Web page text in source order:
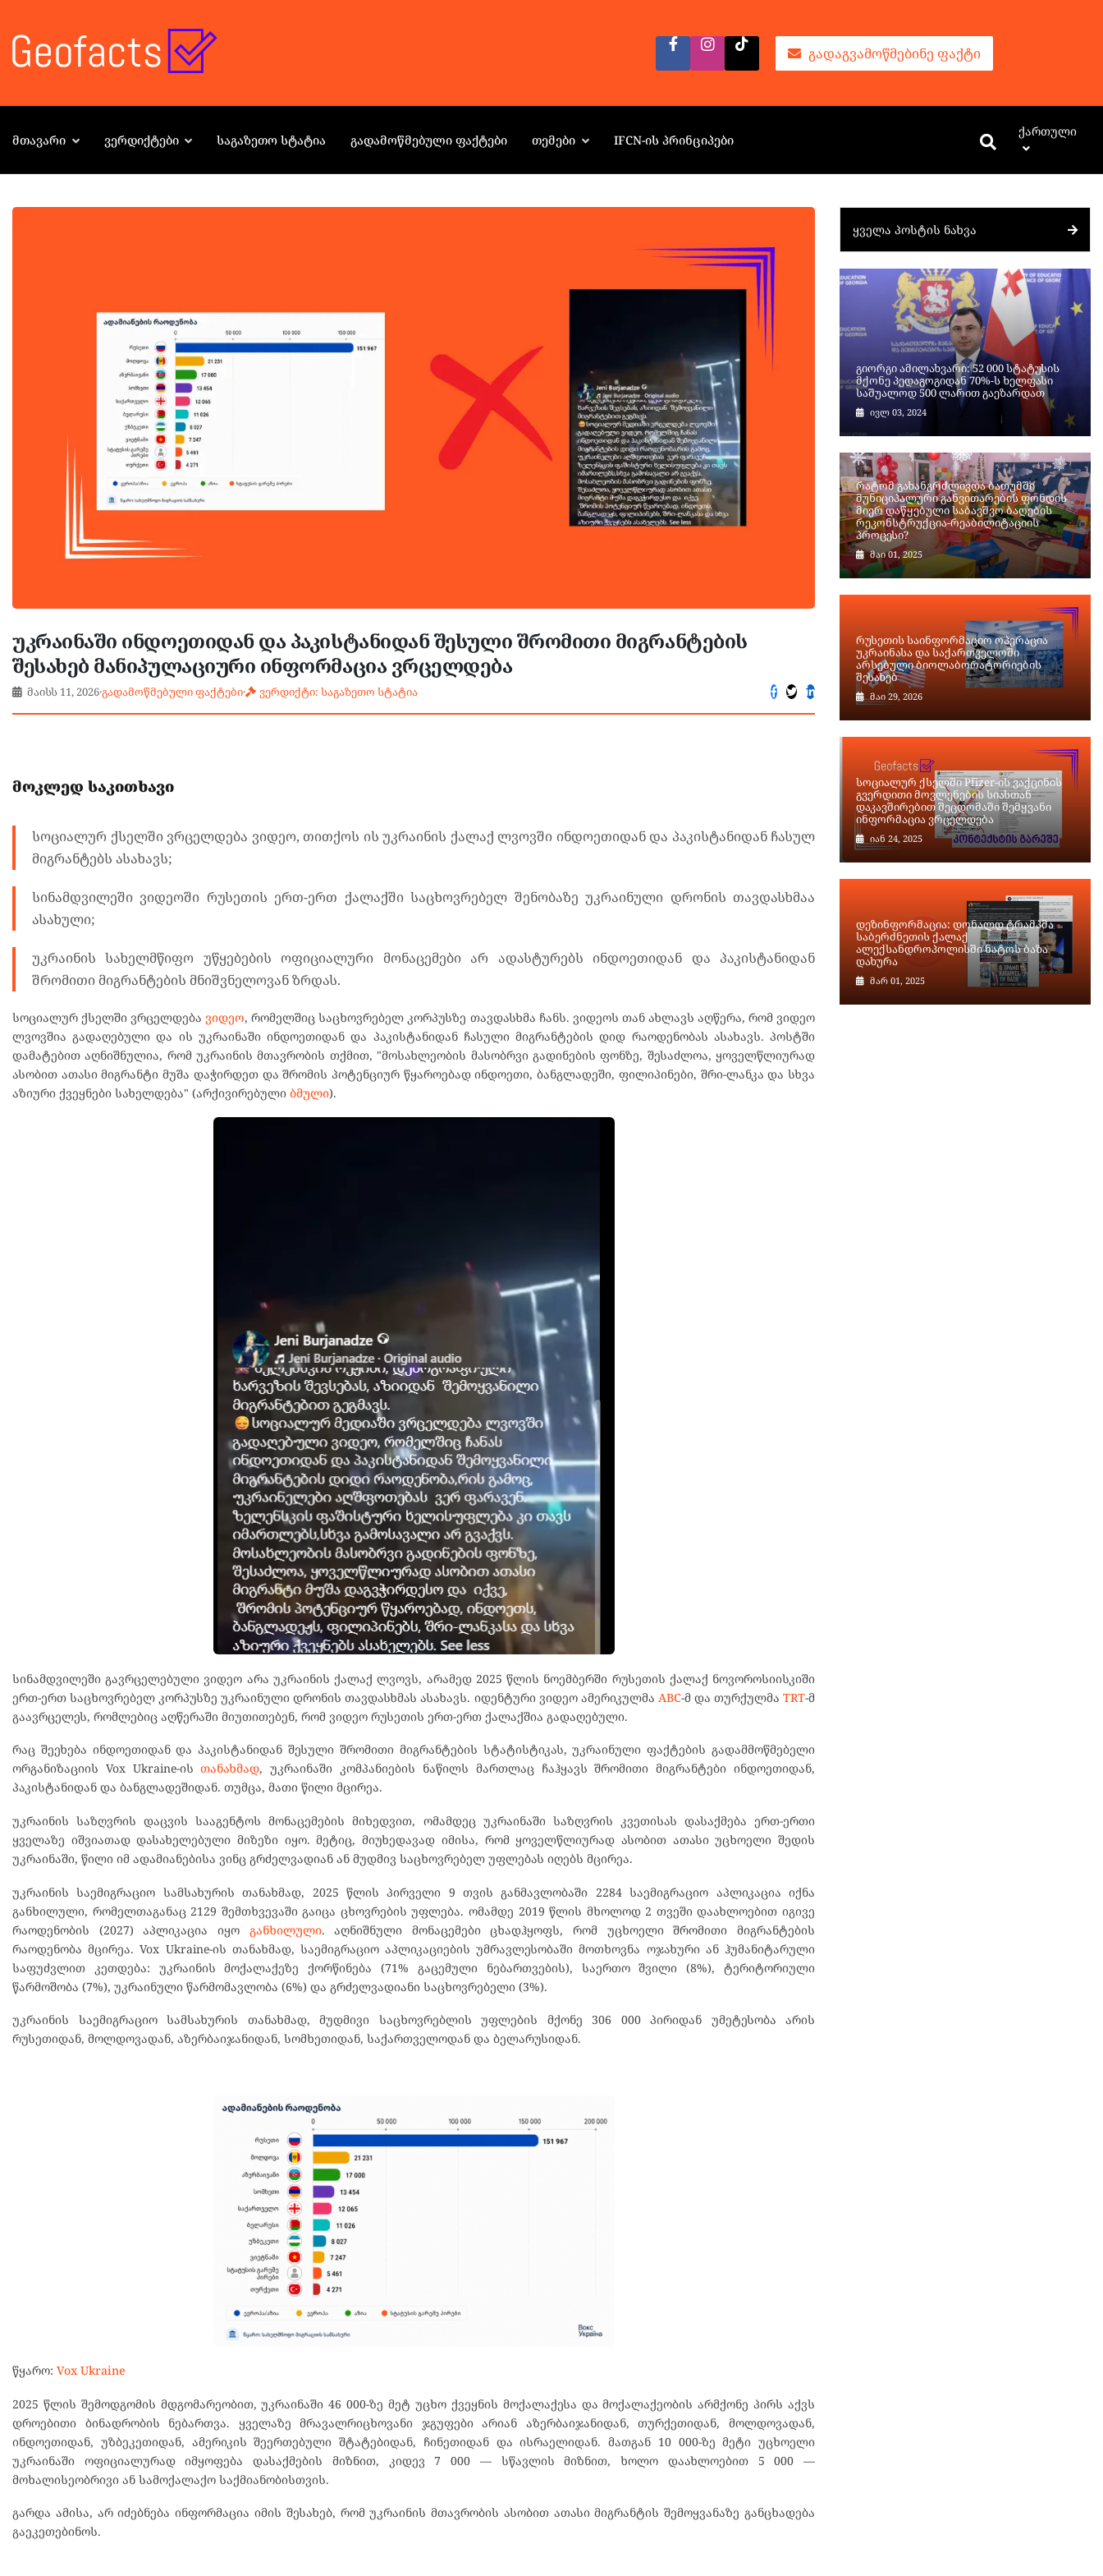
ᲒᲐᲓᲐᲒᲕᲐᲛᲝᲬᲛᲔᲑᲘᲜᲔ ᲤᲐᲥᲢᲘ
ᲛᲗᲐᲕᲐᲠᲘ ᲕᲔᲠᲓᲘᲥᲢᲔᲑᲘ ᲡᲐᲒᲐᲖᲔᲗᲝ ᲡᲢᲐᲢᲘᲐ ᲒᲐᲓᲐᲛᲝᲬᲛᲔᲑᲣᲚᲘ ᲤᲐᲥᲢᲔᲑᲘ ᲗᲔᲛᲔᲑᲘ IFCN-ᲘᲡ ᲞᲠᲘᲜᲪᲘᲞᲔᲑᲘ
Ქართული
უკრაინაში ინდოეთიდან და პაკისტანიდან შესული შრომითი მიგრანტების
შესახებ მანიპულაციური ინფორმაცია ვრცელდება
მაისს 11, 2026·გადამოწმებული ფაქტები· ვერდიქტი: საგაზეთო სტატია
მოკლედ საკითხავი
სოციალურ ქსელში ვრცელდება ვიდეო, თითქოს ის უკრაინის ქალაქ ლვოვში ინდოეთიდან და პაკისტანიდან ჩასულ
მიგრანტებს ასახავს;
სინამდვილეში ვიდეოში რუსეთის ერთ-ერთ ქალაქში საცხოვრებელ შენობაზე უკრაინული დრონის თავდასხმაა
ასახული;
უკრაინის სახელმწიფო უწყებების ოფიციალური მონაცემები არ ადასტურებს ინდოეთიდან და პაკისტანიდან
შრომითი მიგრანტების მნიშვნელოვან ზრდას.
სოციალურ ქსელში ვრცელდება ვიდეო, რომელშიც საცხოვრებელ კორპუსზე თავდასხმა ჩანს. ვიდეოს თან ახლავს აღწერა, რომ ვიდეო
ლვოვშია გადაღებული და ის უკრაინაში ინდოეთიდან და პაკისტანიდან ჩასული მიგრანტების დიდ რაოდენობას ასახავს. პოსტში
დამატებით აღნიშნულია, რომ უკრაინის მთავრობის თქმით, "მოსახლეობის მასობრვი გადინების ფონზე, შესაძლოა, ყოველწლიურად
ასობით ათასი მიგრანტი მუშა დაჭირდეთ და შრომის პოტენციურ წყაროებად ინდოეთი, ბანგლადეში, ფილიპინები, შრი-ლანკა და სხვა
აზიური ქვეყნები სახელდება" (არქივირებული ბმული).
სინამდვილეში გავრცელებული ვიდეო არა უკრაინის ქალაქ ლვოვს, არამედ 2025 წლის ნოემბერში რუსეთის ქალაქ ნოვოროსიისკიში
ერთ-ერთ საცხოვრებელ კორპუსზე უკრაინული დრონის თავდასხმას ასახავს. იდენტური ვიდეო ამერიკულმა ABC-მ და თურქულმაTRT-მ
გაავრცელეს, რომლებიც აღწერაში მიუთითებენ, რომ ვიდეო რუსეთის ერთ-ერთ ქალაქშია გადაღებული.
რაც შეეხება ინდოეთიდან და პაკისტანიდან შესული შრომითი მიგრანტების სტატისტიკას, უკრაინული ფაქტების გადამმოწმებელი
ორგანიზაციის Vox Ukraine-ისთანახმად, უკრაინაში კომპანიების ნაწილს მართლაც ჩაჰყავს შრომითი მიგრანტები ინდოეთიდან,
პაკისტანიდან და ბანგლადეშიდან. თუმცა, მათი წილი მცირეა.
უკრაინის საზღვრის დაცვის სააგენტოს მონაცემების მიხედვით, ომამდეც უკრაინაში საზღვრის კვეთისას დასაქმება ერთ-ერთი
ყველაზე იშვიათად დასახელებული მიზეზი იყო. მეტიც, მიუხედავად იმისა, რომ ყოველწლიურად ასობით ათასი უცხოელი შედის
უკრაინაში, წილი იმ ადამიანებისა ვინც გრძელვადიან ან მუდმივ საცხოვრებელ უფლებას იღებს მცირეა.
უკრაინის საემიგრაციო სამსახურის თანახმად, 2025 წლის პირველი 9 თვის განმავლობაში 2284 საემიგრაციო აპლიკაცია იქნა
განხილული, რომელთაგანაც 2129 შემთხვევაში გაიცა ცხოვრების უფლება. ომამდე 2019 წლის მხოლოდ 2 თვეში დაახლოებით იგივე
რაოდენობის (2027) აპლიკაცია იყო განხილული. აღნიშნული მონაცემები ცხადჰყოფს, რომ უცხოელი შრომითი მიგრანტების
რაოდენობა მცირეა. Vox Ukraine-ის თანახმად, საემიგრაციო აპლიკაციების უმრავლესობაში მოთხოვნა ოჯახური ან ჰუმანიტარული
საფუძვლით კეთდება: უკრაინის მოქალაქეზე ქორწინება (71% გაცემული ნებართვების), საერთო შვილი (8%), ტერიტორიული
წარმოშობა (7%), უკრაინული წარმომავლობა (6%) და გრძელვადიანი საცხოვრებელი (3%).
უკრაინის საემიგრაციო სამსახურის თანახმად, მუდმივი საცხოვრებლის უფლების მქონე 306 000 პირიდან უმეტესობა არის
რუსეთიდან, მოლდოვადან, აზერბაიჯანიდან, სომხეთიდან, საქართველოდან და ბელარუსიდან.
წყარო: Vox Ukraine
2025 წლის შემოდგომის მდგომარეობით, უკრაინაში 46 000-ზე მეტ უცხო ქვეყნის მოქალაქესა და მოქალაქეობის არმქონე პირს აქვს
დროებითი ბინადრობის ნებართვა. ყველაზე მრავალრიცხოვანი ჯგუფები არიან აზერბაიჯანიდან, თურქეთიდან, მოლდოვადან,
ინდოეთიდან, უზბეკეთიდან, ამერიკის შეერთებული შტატებიდან, ჩინეთიდან და ისრაელიდან. მათგან 10 000-ზე მეტი უცხოელი
უკრაინაში ოფიციალურად იმყოფება დასაქმების მიზნით, კიდევ 7 000 — სწავლის მიზნით, ხოლო დაახლოებით 5 000 —
მოხალისეობრივი ან სამოქალაქო საქმიანობისთვის.
გარდა ამისა, არ იძებნება ინფორმაცია იმის შესახებ, რომ უკრაინის მთავრობის ასობით ათასი მიგრანტის შემოყვანაზე განცხადება
გაეკეთებინოს.
ᲧᲕᲔᲚᲐ ᲞᲝᲡᲢᲘᲡ ᲜᲐᲮᲕᲐ
გიორგი ამილახვარი: 52 000 სტატუსის
მქონე პედაგოგიდან 70%-ს ხელფასი
საშუალოდ 500 ლარით გაეზარდათ
ივლ 03, 2024
რატომ გახანგრძლივდა ბათუმში
მუნიციპალური განვითარების ფონდის
მიერ დაწყებული საბავშვო ბაღების
რეკონსტრუქცია-რეაბილიტაციის
პროცესი?
მაი 01, 2025
რუსეთის საინფორმაციო ოპერაცია
უკრაინასა და საქართველოში
არსებული ბიოლაბორატორიების
შესახებ
მაი 29, 2026
სოციალურ ქსელში Pfizer-ის ვაქცინის
გვერდითი მოვლენების სიასთან
დაკავშირებით შეცდომაში შემყვანი
ინფორმაცია ვრცელდება
იან 24, 2025
დეზინფორმაცია: დონალდ ტრამპმა
საბერძნეთის ქალაქ
ალექსანდროპოლისში ნატოს ბაზა
დახურა
მარ 01, 2025